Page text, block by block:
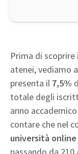
Prima di
atenei, vediamo
presenta il 7,5%
totale degli
anno
contare che nel
università online